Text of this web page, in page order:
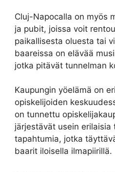
Cluj-Napocalla on myös
ja pubit, joissa voit
paikallisesta oluesta tai
baareissa on elävää
jotka pitävät tunnelman
Kaupungin yöelämä on
opiskelijoiden
on tunnettu
järjestävät usein erilaisia
tapahtumia, jotka
baarit iloisella ilmapiirillä.